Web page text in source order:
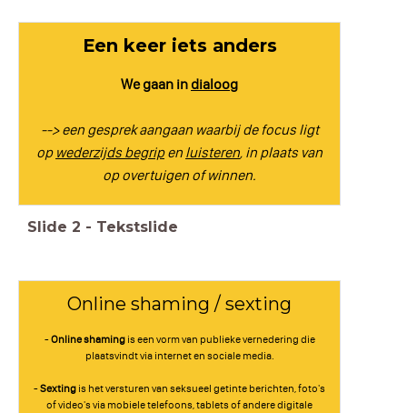
Een keer iets anders
We gaan in dialoog
--> een gesprek aangaan waarbij de focus ligt
op wederzijds begripen luisteren, in plaats van
op overtuigen of winnen.
Slide 2 - Tekstslide
Online shaming / sexting
-Online shamingis een vorm van publieke vernedering die
plaatsvindt via internet en sociale media.
-Sexting is het versturen van seksueel getinte berichten, foto's
of video's via mobiele telefoons, tablets of andere digitale